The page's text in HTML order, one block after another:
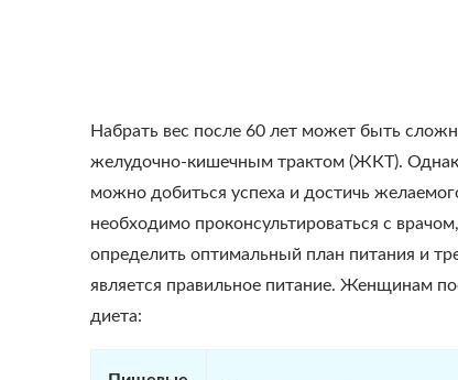
Набрать вес после 60 лет может быть
желудочно-кишечным трактом (ЖКТ).
можно добиться успеха и достичь
необходимо проконсультироваться с
определить оптимальный план питания и
является правильное питание. Женщинам
диета: